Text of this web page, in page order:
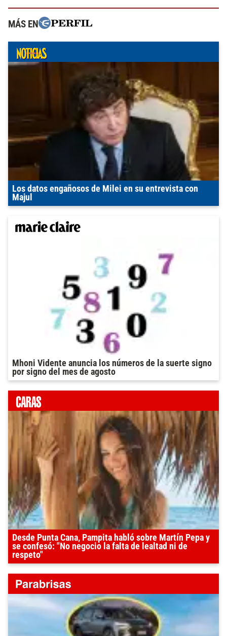
MÁS EN
Los datos engañosos de Milei en su entrevista con
Majul
Mhoni Vidente anuncia los números de la suerte signo
por signo del mes de agosto
Desde Punta Cana, Pampita habló sobre Martín Pepa y
se confesó: "No negocio la falta de lealtad ni de
respeto"